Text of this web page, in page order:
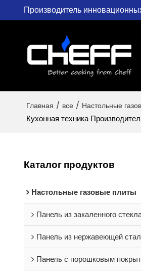
Производитель
Главная / все / Настольные
Кухонная техника
Каталог продуктов
Настольные газовые плиты
Панель из закаленного
Панель из нержавеющей
Панель с порошковым